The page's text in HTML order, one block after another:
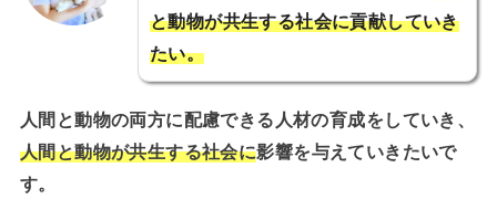
と動物が共生する社会に貢献していき
たい。
人間と動物の両方に配慮できる人材の育成をしていき、
人間と動物が共生する社会に影響を与えていきたいで
す。